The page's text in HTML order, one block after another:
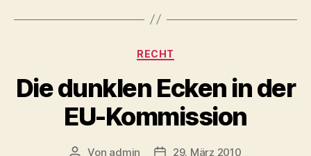
Kategorien
RECHT
Die dunklen Ecken in der
EU-Kommission
Beitragsautor
Von admin Veröffentlichungsdatum
29. März 2010